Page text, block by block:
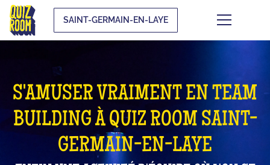
SAINT-GERMAIN-EN-LAYE
S'AMUSER VRAIMENT EN TEAM
BUILDING À QUIZ ROOM SAINT-
GERMAIN-EN-LAYE